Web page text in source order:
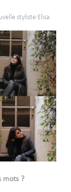
styliste Elisa.
mots ?